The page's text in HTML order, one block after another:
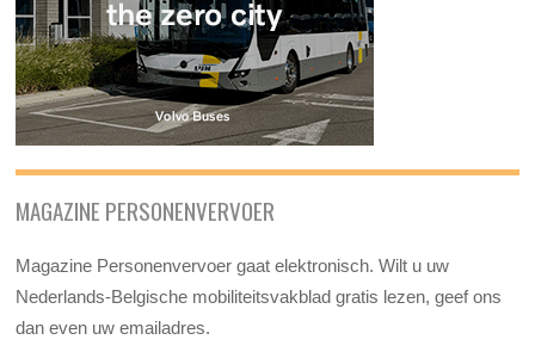
MAGAZINE PERSONENVERVOER
Magazine Personenvervoer gaat elektronisch. Wilt u uw
Nederlands-Belgische mobiliteitsvakblad gratis lezen, geef ons
dan even uw emailadres.